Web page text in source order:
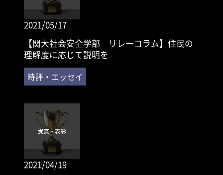
2021/05/17
【関大社会安全学部 リレーコラム】住民の
理解度に応じて説明を
2021/04/19